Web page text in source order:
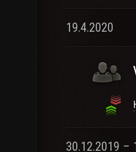
19.4.2020
30.12.2019 –